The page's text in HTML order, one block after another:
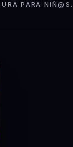
PARA NIÑ@S.